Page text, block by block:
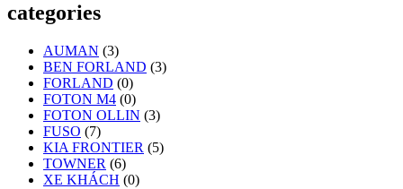
categories
AUMAN (3)
BEN FORLAND (3)
FORLAND (0)
FOTON M4 (0)
FOTON OLLIN (3)
FUSO (7)
KIA FRONTIER (5)
TOWNER (6)
XE KHÁCH (0)